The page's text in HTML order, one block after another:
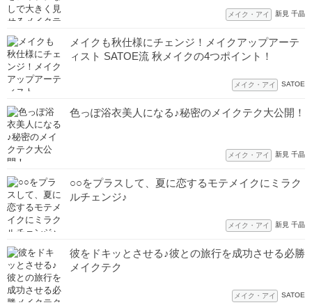
メイク・アイ 新見 千晶
メイクも秋仕様にチェンジ！メイクアップアーテ
ィスト SATOE流 秋メイクの4つポイント！
メイク・アイ SATOE
色っぽ浴衣美人になる♪秘密のメイクテク大公開！
メイク・アイ 新見 千晶
○○をプラスして、夏に恋するモテメイクにミラク
ルチェンジ♪
メイク・アイ 新見 千晶
彼をドキッとさせる♪彼との旅行を成功させる必勝
メイクテク
メイク・アイ SATOE